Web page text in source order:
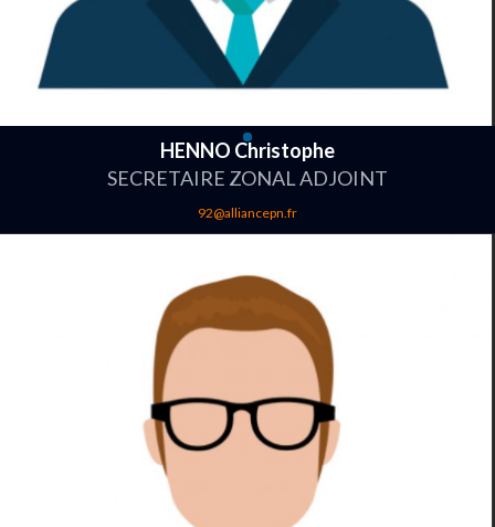
HENNO Christophe
SECRETAIRE ZONAL ADJOINT
92@alliancepn.fr